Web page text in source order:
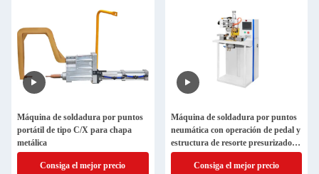
Máquina de soldadura por puntos
portátil de tipo C/X para chapa
metálica
Consiga el mejor precio
Máquina de soldadura por puntos
neumática con operación de pedal y
estructura de resorte presurizado
con pedal de palanca para
soldadura de malla de alambre de
Consiga el mejor precio